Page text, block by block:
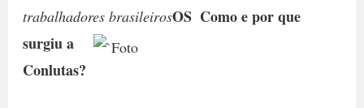
trabalhadores brasileirosOS  Como e por que
surgiu a
Conlutas?